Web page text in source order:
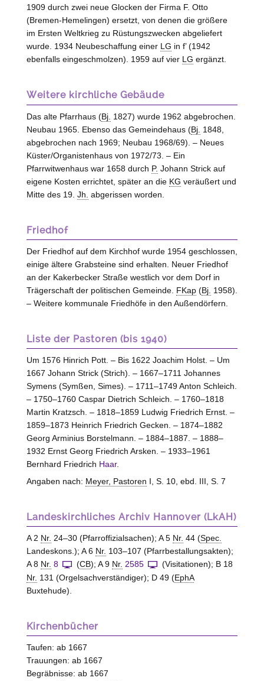
1909 durch zwei neue Glocken der Firma F. Otto
(Bremen-Hemelingen) ersetzt, von denen die größere
im Ersten Weltkrieg zu Rüstungszwecken abgeliefert
wurde. 1934 Neubeschaffung einer LG in f’ (1942
ebenfalls eingeschmolzen). 1959 auf vier LG ergänzt.
Weitere kirchliche Gebäude
Das alte Pfarrhaus (Bj. 1827) wurde 1962 abgebrochen.
Neubau 1965. Ebenso das Gemeindehaus (Bj. 1848,
abgebrochen nach 1969; Neubau 1968/69). – Neues
Küster/Organistenhaus von 1972/73. – Ein
Pfarrwitwenhaus war 1658 durch P. Johann Strick auf
eigene Kosten errichtet, später an die KG veräußert und
Mitte des 19. Jh. abgerissen worden.
Friedhof
Der Friedhof auf dem Kirchhof wurde 1954 geschlossen,
einige ältere Grabsteine sind erhalten. Neuer Friedhof
an der Kakerbecker Straße westlich vor dem Dorf in
Trägerschaft der politischen Gemeinde. FKap(Bj. 1958).
– Weitere kommunale Friedhöfe in den Außendörfern.
Liste der Pastoren (bis 1940)
Um 1576 Hinrich Pott. – Bis 1622 Joachim Holst. – Um
1667 Johann Strick (Strich). – 1667–1711 Johannes
Symens (Symßen, Simes). – 1711–1749 Anton Schleich.
– 1750–1760 Caspar Dietrich Schleich. – 1760–1818
Martin Kratzsch. – 1818–1859 Ludwig Friedrich Ernst. –
1859–1873 Heinrich Friedrich Gecken. – 1874–1882
Georg Arminius Borstelmann. – 1884–1887. – 1888–
1932 Ernst Georg Friedrich Arsken. – 1933–1961
Bernhard Friedrich Haar.
Angaben nach: Meyer, Pastoren I, S. 10, ebd. III, S. 7
Landeskirchliches Archiv Hannover (LkAH)
A 2 Nr. 24–30 (Pfarroffizialsachen); A 5 Nr. 44 (Spec.
Landeskons.); A 6 Nr. 103–107 (Pfarrbestallungsakten);
A 8 Nr. 8 (CB); A 9 Nr. 2585
(Visitationen); B 18
Nr. 131 (Orgelsachverständiger); D 49 (EphA
Buxtehude).
Kirchenbücher
Taufen: ab 1667
Trauungen: ab 1667
Begräbnisse: ab 1667